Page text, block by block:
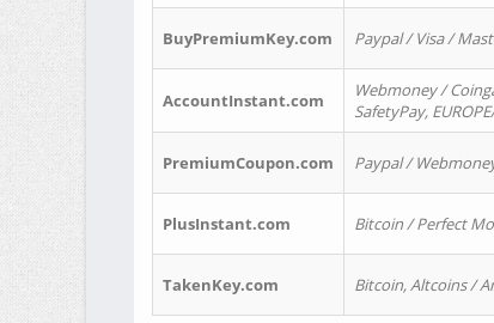
BuyPremiumKey.com Paypal / Visa /
AccountInstant.com
Webmoney /
SafetyPay,
PremiumCoupon.com Paypal /
PlusInstant.com Bitcoin / Perfect
TakenKey.com Bitcoin, Altcoins /